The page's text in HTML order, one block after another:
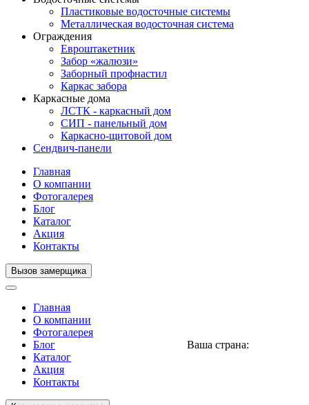
Пластиковые водосточные системы
Металлическая водосточная система
Ограждения
Евроштакетник
Забор «жалюзи»
Заборный профнастил
Каркас забора
Каркасные дома
ЛСТК - каркасный дом
СИП - панельный дом
Каркасно-щитовой дом
Сендвич-панели
Главная
О компании
Фотогалерея
Блог
Каталог
Акция
Контакты
Вызов замерщика
Главная
О компании
Фотогалерея
Блог
Каталог
Акция
Контакты
Ваша страна: